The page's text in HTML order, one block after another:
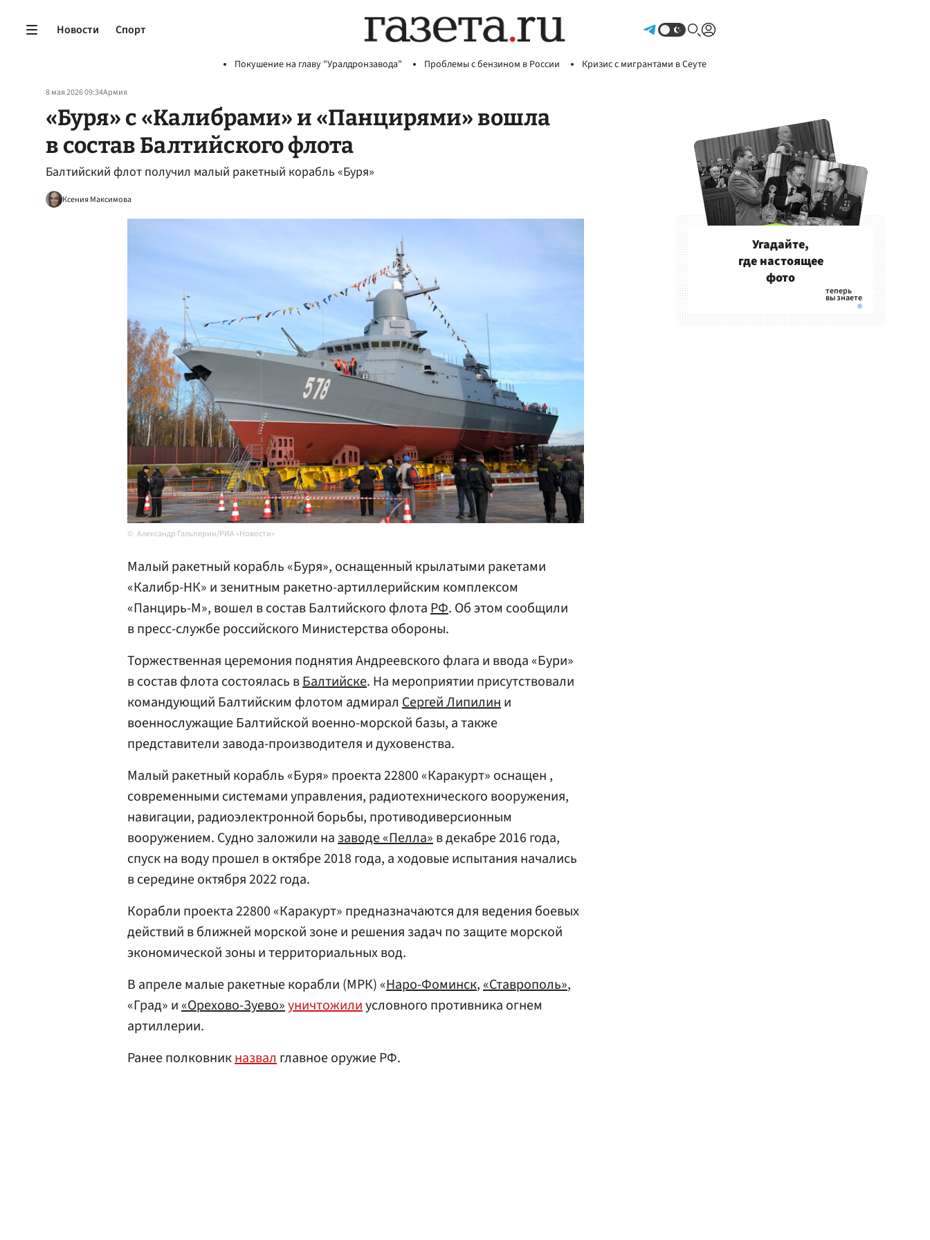
Новости Спорт
Покушение на главу "Уралдронзавода" Проблемы с бензином в России Кризис с мигрантами в Сеуте
8 мая 2026 09:34Армия
«Буря» с «Калибрами» и «Панцирями» вошла
в состав Балтийского флота
Балтийский флот получил малый ракетный корабль «Буря»
Ксения Максимова
Александр Гальперин/РИА «Новости»
Малый ракетный корабль «Буря», оснащенный крылатыми ракетами
«Калибр-НК» и зенитным ракетно-артиллерийским комплексом
«Панцирь-М», вошел в состав Балтийского флотаРФ. Об этом сообщили
в пресс-службе российского Министерства обороны.
Торжественная церемония поднятия Андреевского флага и ввода «Бури»
в состав флота состоялась вБалтийске. На мероприятии присутствовали
командующий Балтийским флотом адмирал Сергей Липилини
военнослужащие Балтийской военно-морской базы, а также
представители завода-производителя и духовенства.
Малый ракетный корабль «Буря» проекта 22800 «Каракурт» оснащен ,
современными системами управления, радиотехнического вооружения,
навигации, радиоэлектронной борьбы, противодиверсионным
вооружением. Судно заложили назаводе «Пелла»в декабре 2016 года,
спуск на воду прошел в октябре 2018 года, а ходовые испытания начались
в середине октября 2022 года.
Корабли проекта 22800 «Каракурт» предназначаются для ведения боевых
действий в ближней морской зоне и решения задач по защите морской
экономической зоны и территориальных вод.
В апреле малые ракетные корабли (МРК) «Наро-Фоминск,«Ставрополь»,
«Град» и«Орехово-Зуево»уничтожилиусловного противника огнем
артиллерии.
Ранее полковникназвалглавное оружие РФ.
Угадайте,
где настоящее
фото